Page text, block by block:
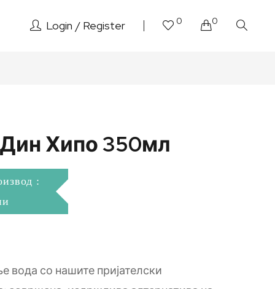
Login Register 0 0
Хипо 350мл
:
со нашите пријателски